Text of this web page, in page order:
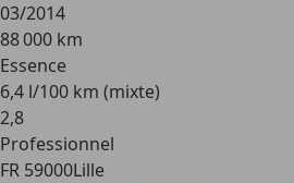
03/2014
88 000 km
Essence
6,4 l/100 km (mixte)
2,8
Professionnel
FR 59000Lille